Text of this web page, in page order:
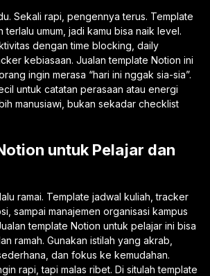
Sekali rapi, pengennya terus. Template
terlalu umum, jadi kamu bisa naik level.
dengan time blocking, daily
kebiasaan. Jualan template Notion ini
ingin merasa “hari ini nggak sia-sia”.
untuk catatan perasaan atau energi
manusiawi, bukan sekadar checklist
untuk Pelajar dan
ramai. Template jadwal kuliah, tracker
sampai manajemen organisasi kampus
template Notion untuk pelajar ini bisa
ramah. Gunakan istilah yang akrab,
dan fokus ke kemudahan.
rapi, tapi malas ribet. Di situlah template